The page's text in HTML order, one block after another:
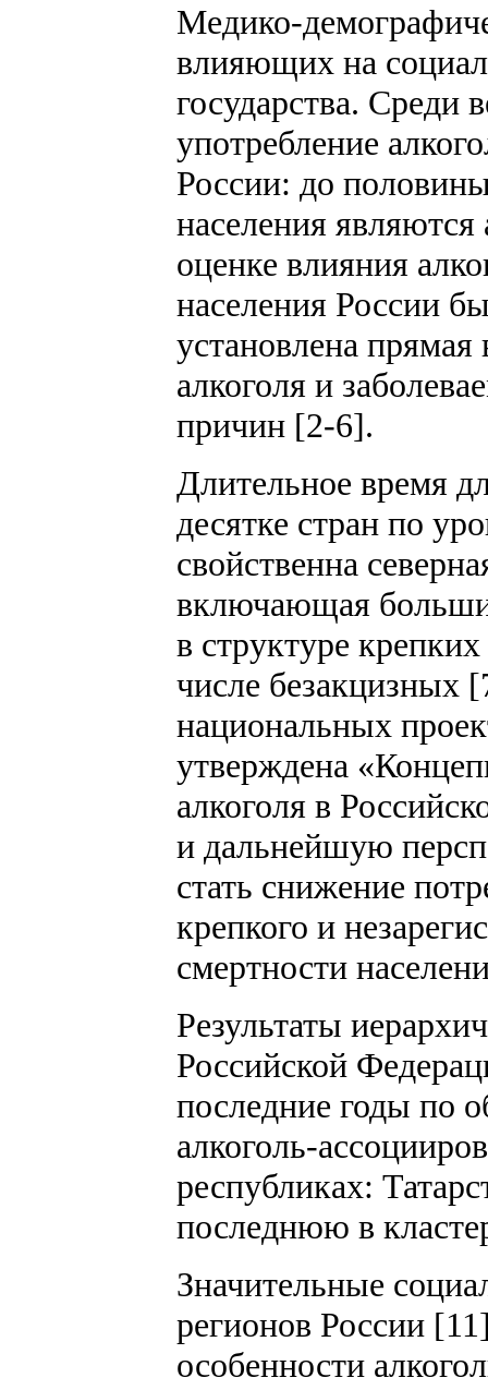
Медико-
влияющих на
государства. Среди
употребление
России: до
населения
оценке влияния
населения России
установлена
алкоголя и
причин [2-6].
Длительное время
десятке стран по
свойственна
включающая
в структуре
числе безакцизных
национальных
утверждена
алкоголя в
и дальнейшую
стать снижение
крепкого и
смертности
Результаты
Российской
последние годы по
алкоголь-
республиках:
последнюю в
Значительные
регионов России
особенности